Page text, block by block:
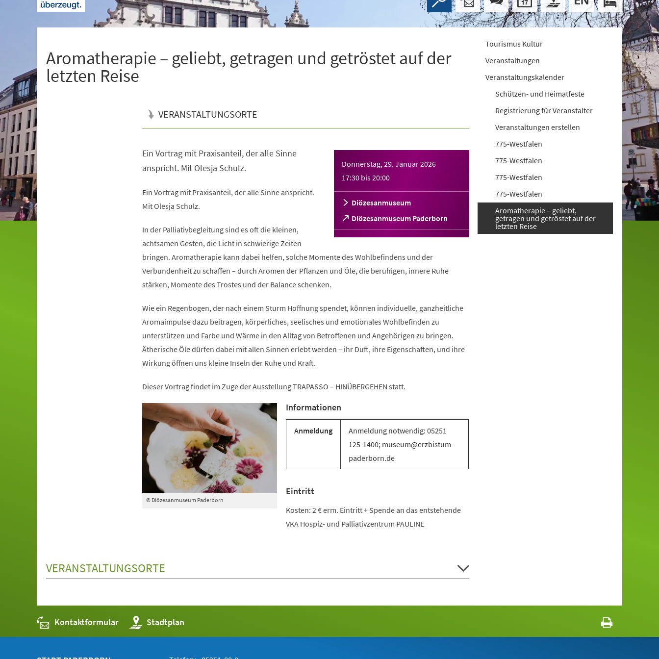
Aromatherapie – geliebt, getragen und getröstet auf der
letzten Reise
VERANSTALTUNGSORTE
Donnerstag, 29. Januar 2026
17:30 bis20:00
Diözesanmuseum
Diözesanmuseum Paderborn
(Öffnet
in
einem
Tab)
Ein Vortrag mit Praxisanteil, der alle Sinne
anspricht. Mit Olesja Schulz.
Ein Vortrag mit Praxisanteil, der alle Sinne anspricht.
Mit Olesja Schulz.
In der Palliativbegleitung sind es oft die kleinen,
achtsamen Gesten, die Licht in schwierige Zeiten
bringen. Aromatherapie kann dabei helfen, solche Momente des Wohlbefindens und der
Verbundenheit zu schaffen – durch Aromen der Pflanzen und Öle, die beruhigen, innere Ruhe
stärken, Momente des Trostes und der Balance schenken.
Wie ein Regenbogen, der nach einem Sturm Hoffnung spendet, können individuelle, ganzheitliche
Aromaimpulse dazu beitragen, körperliches, seelisches und emotionales Wohlbefinden zu
unterstützen und Farbe und Wärme in den Alltag von Betroffenen und Angehörigen zu bringen.
Ätherische Öle dürfen dabei mit allen Sinnen erlebt werden – ihr Duft, ihre Eigenschaften, und ihre
Wirkung öffnen uns kleine Inseln der Ruhe und Kraft.
Dieser Vortrag findet im Zuge der Ausstellung TRAPASSO – HINÜBERGEHEN statt.
© Diözesanmuseum Paderborn
Informationen
Anmeldung
Anmeldung notwendig: 05251
125-1400; museum@erzbistum-
paderborn.de
Eintritt
Kosten: 2 € erm. Eintritt + Spende an das entstehende
VKA Hospiz- und Palliativzentrum PAULINE
VERANSTALTUNGSORTE
Tourismus Kultur
Veranstaltungen
Veranstaltungskalender
Schützen- und Heimatfeste
Registrierung für Veranstalter
Veranstaltungen erstellen
775-Westfalen
775-Westfalen
775-Westfalen
775-Westfalen
Aromatherapie – geliebt,
getragen und getröstet auf der
letzten Reise
Kontaktformular Stadtplan
(Öffnet
in
einem